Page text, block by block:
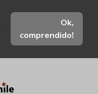
Ok,
comprendido!